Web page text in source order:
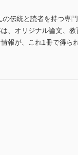
伝統と読者を持つ専
、オリジナル論文、
報が、これ1冊で得